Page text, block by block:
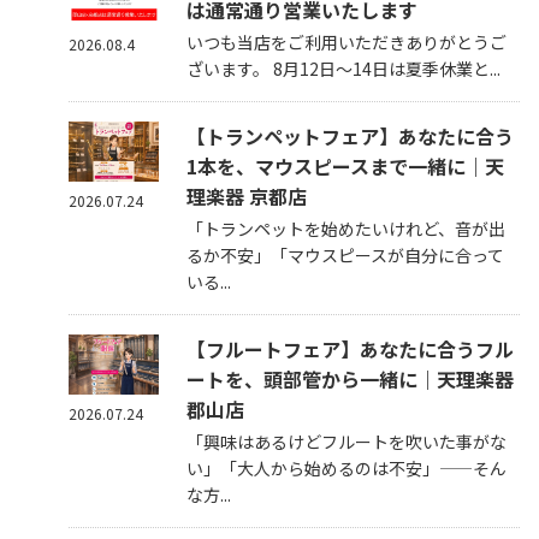
は通常通り営業いたします
いつも当店をご利用いただきありがとうご
ざいます。 8月12日～14日は夏季休業と...
2026.08.4
【トランペットフェア】あなたに合う
1本を、マウスピースまで一緒に｜天
理楽器 京都店
「トランペットを始めたいけれど、音が出
るか不安」「マウスピースが自分に合って
いる...
2026.07.24
【フルートフェア】あなたに合うフル
ートを、頭部管から一緒に｜天理楽器
郡山店
「興味はあるけどフルートを吹いた事がな
い」「大人から始めるのは不安」——そん
な方...
2026.07.24